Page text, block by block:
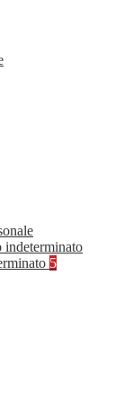
indeterminato
5